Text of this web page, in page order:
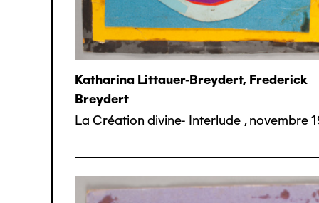
Katharina Littauer-Breydert, Frederick
Breydert
La Création divine- Interlude ,novembre